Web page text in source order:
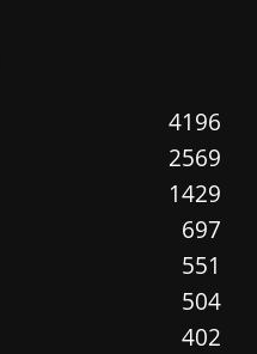
4196
2569
1429
697
551
504
402